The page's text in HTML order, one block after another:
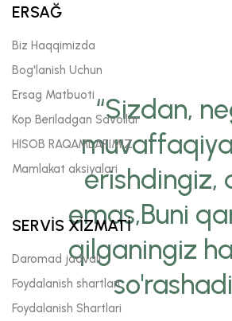
“Sizdan,
erishdingiz,
emas,Buni
qilganingiz
ERSAĞ
Biz Haqqimizda
Bog'lanish Uchun
Ersag Matbuoti
Kop Beriladgan Savollar
HISOB RAQAMLARIMIZ
Mamlakat aksiyalari
SERVİS XİZMATİ
Daromad jadvali
Foydalanish shartlari
Foydalanish Shartlari